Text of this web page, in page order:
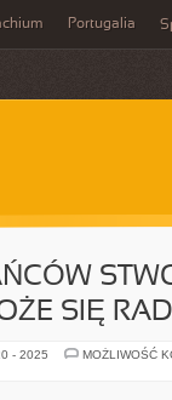
Portugalia
SIĘ
- 2025
MOŻLIWOŚĆ